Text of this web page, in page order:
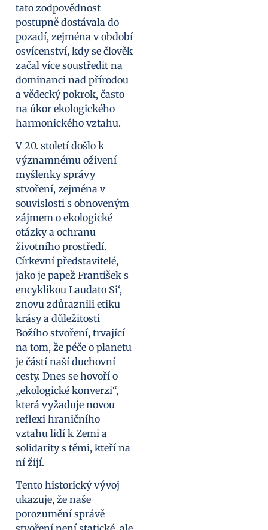
tato zodpovědnost
postupně dostávala do
pozadí, zejména v období
osvícenství, kdy se člověk
začal více soustředit na
dominanci nad přírodou
a vědecký pokrok, často
na úkor ekologického
harmonického vztahu.
V 20. století došlo k
významnému oživení
myšlenky správy
stvoření, zejména v
souvislosti s obnoveným
zájmem o ekologické
otázky a ochranu
životního prostředí.
Církevní představitelé,
jako je papež František s
encyklikou Laudato Si‘,
znovu zdůraznili etiku
krásy a důležitosti
Božího stvoření, trvající
na tom, že péče o planetu
je částí naší duchovní
cesty. Dnes se hovoří o
„ekologické konverzi“,
která vyžaduje novou
reflexi hraničního
vztahu lidí k Zemi a
solidarity s těmi, kteří na
ní žijí.
Tento historický vývoj
ukazuje, že naše
porozumění správě